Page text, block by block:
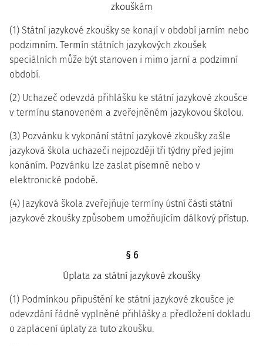
zkouškám
(1) Státní jazykové zkoušky se konají v období jarním nebo
podzimním. Termín státních jazykových zkoušek
speciálních může být stanoven i mimo jarní a podzimní
období.
(2) Uchazeč odevzdá přihlášku ke státní jazykové zkoušce
v termínu stanoveném a zveřejněném jazykovou školou.
(3) Pozvánku k vykonání státní jazykové zkoušky zašle
jazyková škola uchazeči nejpozději tři týdny před jejím
konáním. Pozvánku lze zaslat písemně nebo v
elektronické podobě.
(4) Jazyková škola zveřejňuje termíny ústní části státní
jazykové zkoušky způsobem umožňujícím dálkový přístup.
§ 6
Úplata za státní jazykové zkoušky
(1) Podmínkou připuštění ke státní jazykové zkoušce je
odevzdání řádně vyplněné přihlášky a předložení dokladu
o zaplacení úplaty za tuto zkoušku.